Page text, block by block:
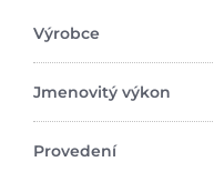
Výrobce
Jmenovitý výkon
Provedení